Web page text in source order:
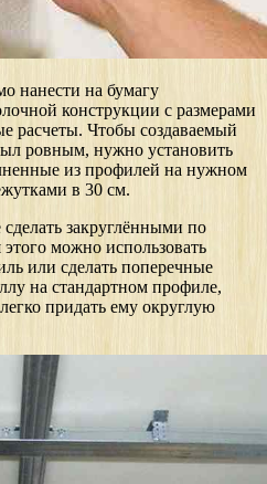
нанести на бумагу
конструкции с размерами
расчеты. Чтобы создаваемый
ровным, нужно установить
из профилей на нужном
в 30 см.
закруглёнными по
можно использовать
или сделать поперечные
на стандартном профиле,
придать ему округлую